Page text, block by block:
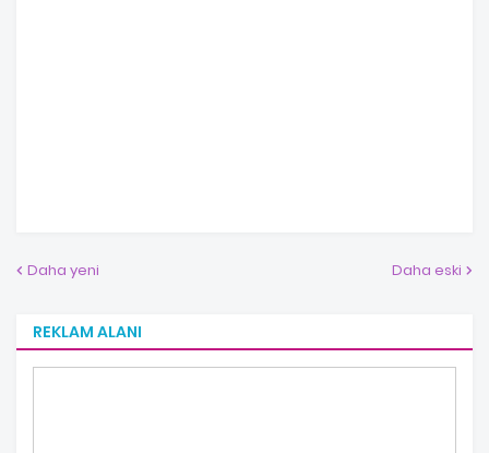
Daha yeni Daha eski
REKLAM ALANI